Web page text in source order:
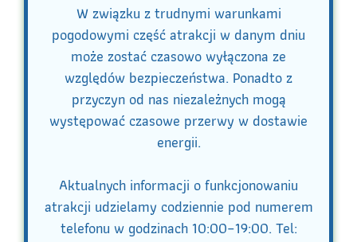
W związku z trudnymi warunkami
pogodowymi część atrakcji w danym dniu
może zostać czasowo wyłączona ze
względów bezpieczeństwa. Ponadto z
przyczyn od nas niezależnych mogą
występować czasowe przerwy w dostawie
energii.
Aktualnych informacji o funkcjonowaniu
atrakcji udzielamy codziennie pod numerem
telefonu w godzinach 10:00–19:00. Tel: